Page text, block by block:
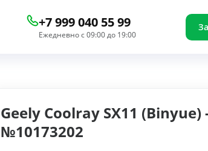
+7 999 040 55 99
Ежедневно с 09:00 до 19:00
Geely Coolray SX11 (Binyue)
№10173202